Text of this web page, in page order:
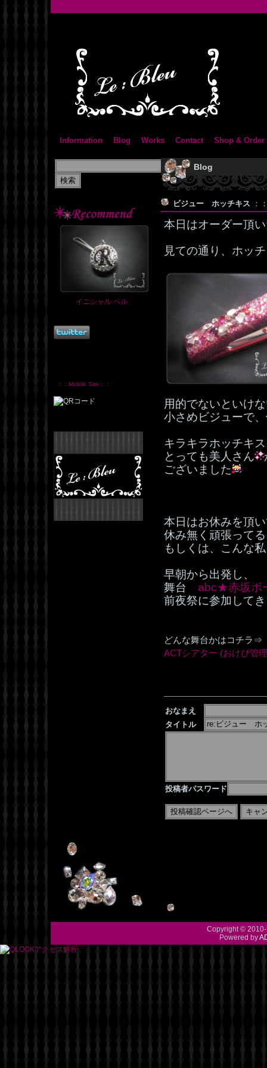
Information Blog Works Contact Shop & Order
イニシャル ベル
：：Mobile Site：：
Blog
ビジュー ホッチキス ：
本日はオーダー頂
見ての通り、ホッ
用的でないといけ
小さめビジューで
キラキラホッチキ
とっても美人さん
ございました
本日はお休みを頂
休み無く頑張って
もしくは、こんな
早朝から出発し、
舞台 abc★赤坂ボ
前夜祭に参加して
どんな舞台かはコチ
ACTシアター (おけぴ管
おなまえ
タイトル
投稿者パスワード
Copyright ©
Powered by